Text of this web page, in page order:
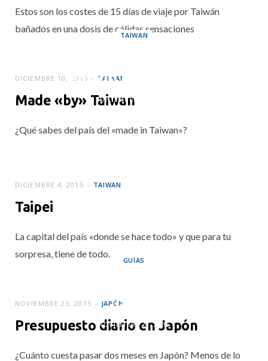
Estos son los costes de 15 días de viaje por Taiwán
bañados en una dosis de cálidas sensaciones
TAIWAN
en Sun Moon Lake
DICIEMBRE 13, 2015
TAIWAN
DICIEMBRE 10, 2015
Made «by» Taiwan
¿Qué sabes del país del «made in Taiwan»?
TAIWAN
DICIEMBRE 4, 2015
Taipei
La capital del país «donde se hace todo» y que para tu
sorpresa, tiene de todo.
GUÍAS
Japón
NOVIEMBRE 28, 2015
JAPÓN
NOVIEMBRE 25, 2015
Presupuesto diario en Japón
¿Cuánto cuesta pasar dos meses en Japón? Menos de lo